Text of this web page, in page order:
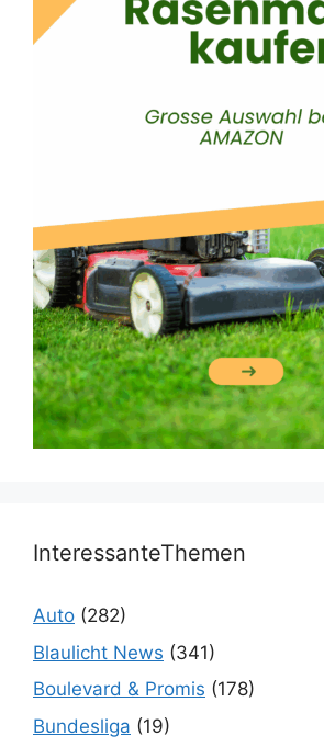
InteressanteThemen
Auto (282)
Blaulicht News (341)
Boulevard & Promis (178)
Bundesliga (19)